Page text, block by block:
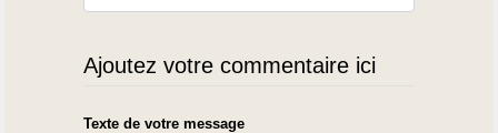
Ajoutez votre commentaire ici
Texte de votre message